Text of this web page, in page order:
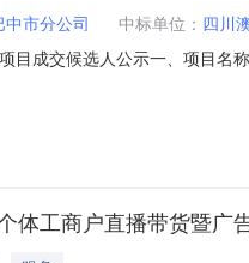
市分公司 中标单位： 四川
目成交候选人公示一、项目
成交候选人：四川忠谊祥建
体工商户直播带货暨